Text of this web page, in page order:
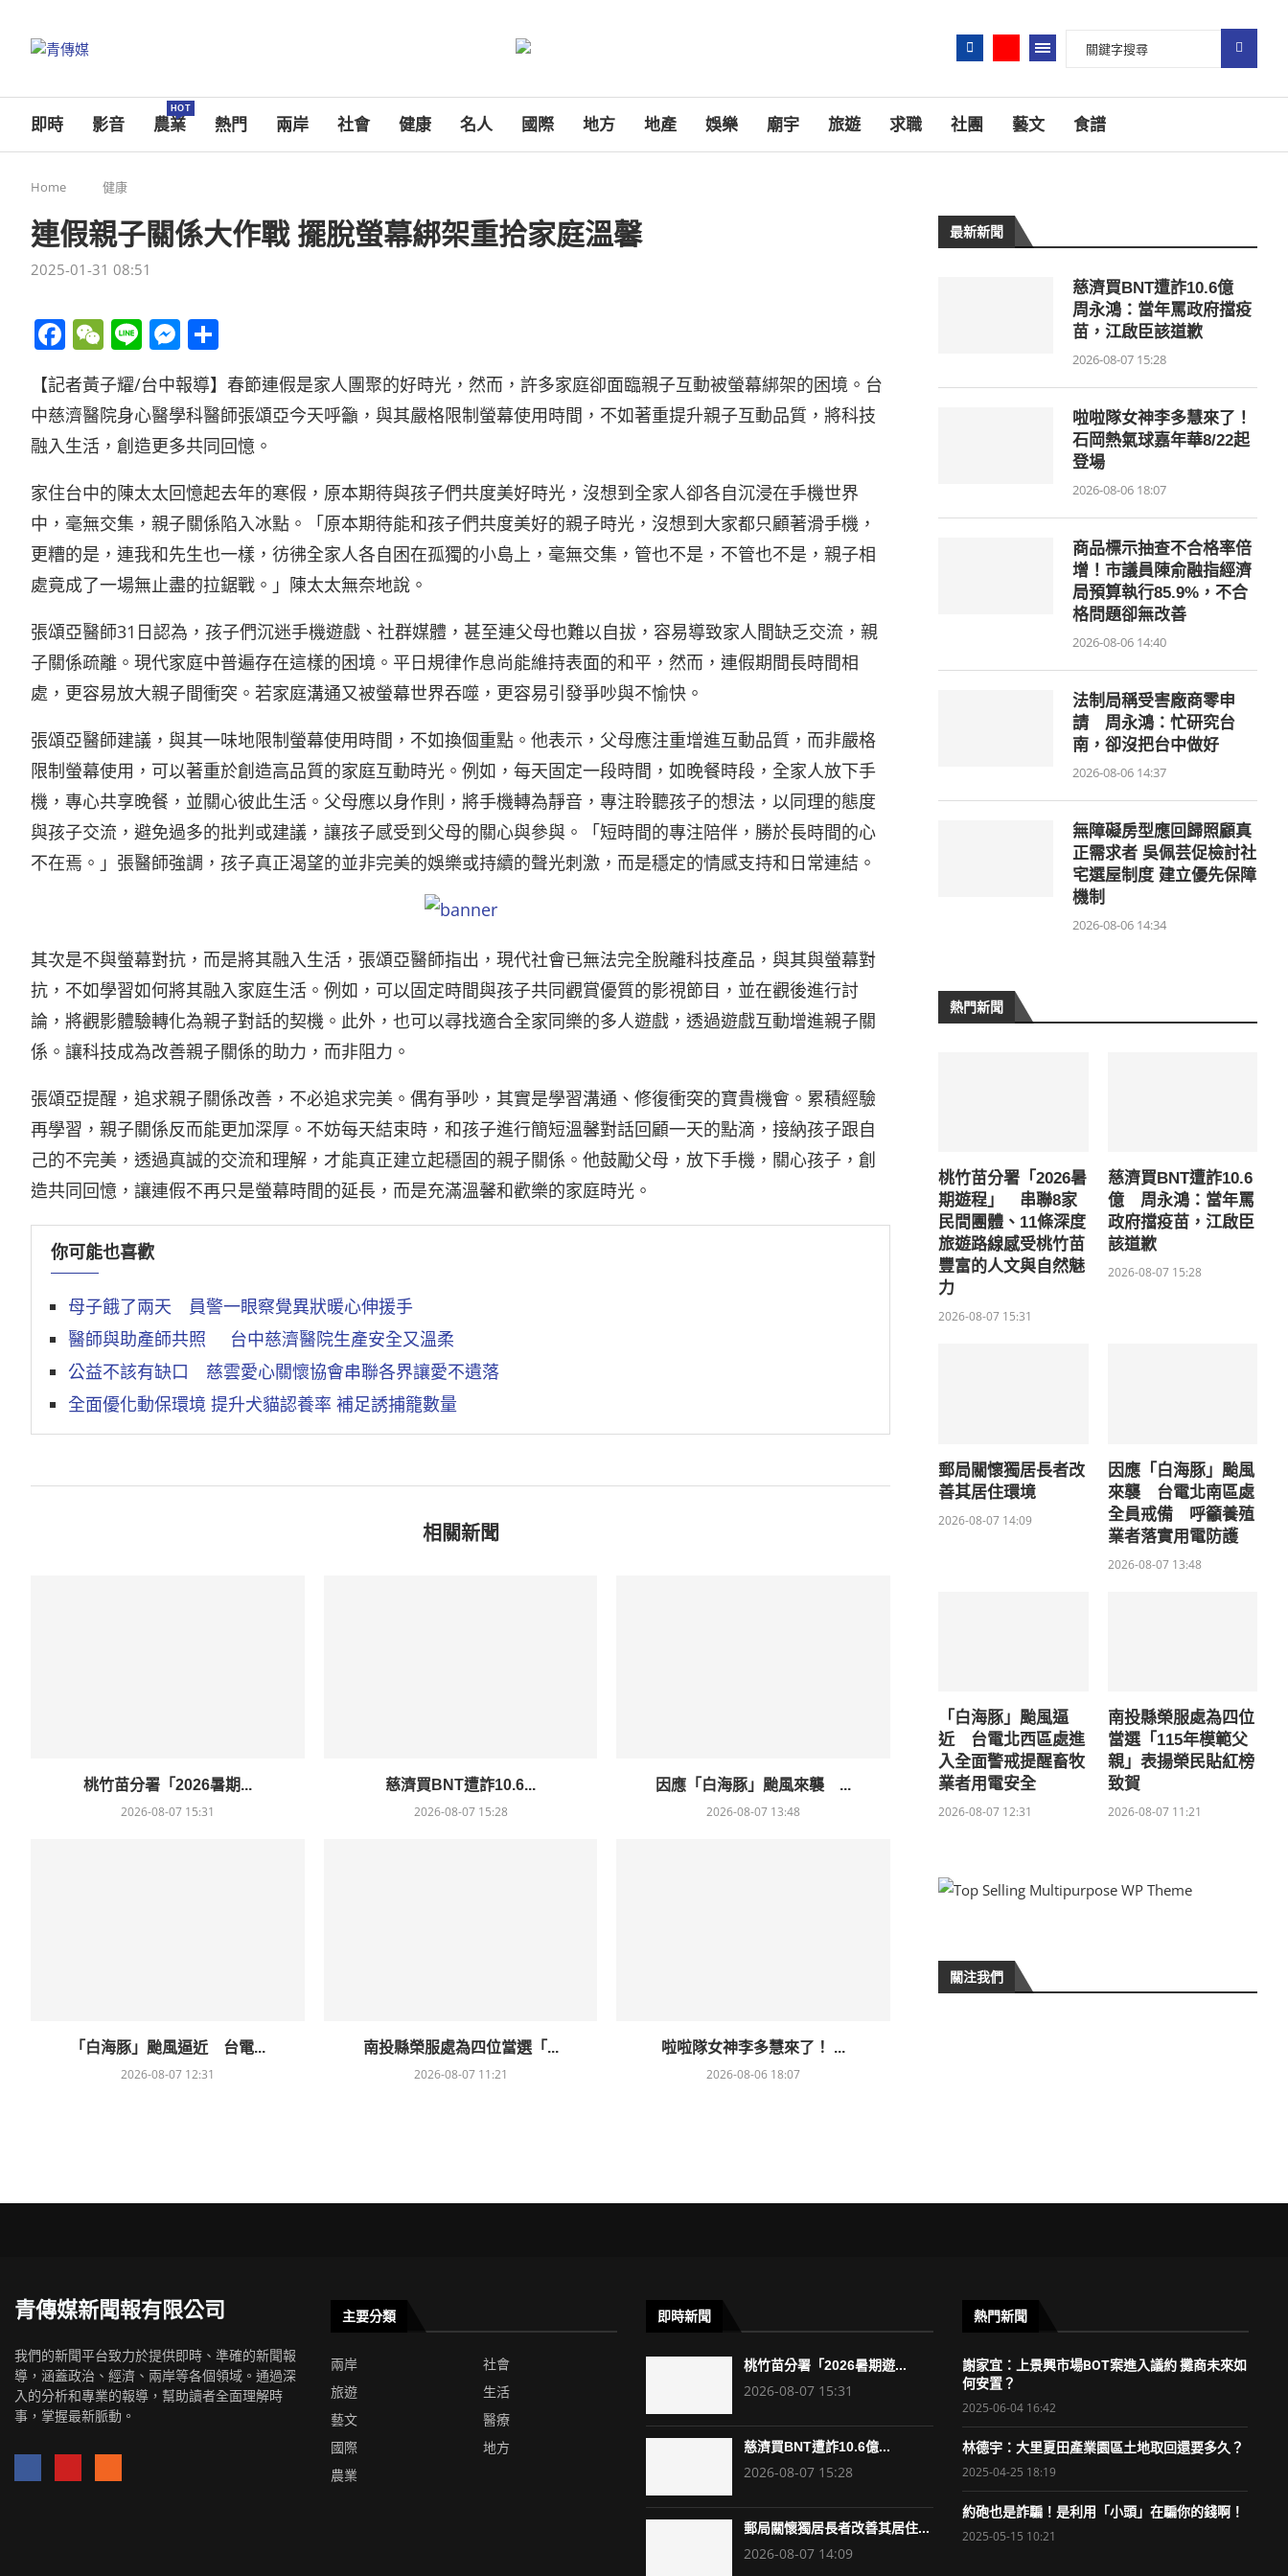
即時 影音 農業
HOT
熱門 兩岸 社會 健康 名人 國際 地方 地產 娛樂 廟宇 旅遊 求職 社團 藝文 食譜
Home 健康
連假親子關係大作戰 擺脫螢幕綁架重拾家庭溫馨
2025-01-31 08:51
Facebook
WeChat
LineMessenger
享
【記者黃子耀/台中報導】春節連假是家人團聚的好時光，然而，許多家庭卻面臨親子互動被螢幕綁架的困境。台
中慈濟醫院身心醫學科醫師張頌亞今天呼籲，與其嚴格限制螢幕使用時間，不如著重提升親子互動品質，將科技
融入生活，創造更多共同回憶。
家住台中的陳太太回憶起去年的寒假，原本期待與孩子們共度美好時光，沒想到全家人卻各自沉浸在手機世界
中，毫無交集，親子關係陷入冰點。「原本期待能和孩子們共度美好的親子時光，沒想到大家都只顧著滑手機，
更糟的是，連我和先生也一樣，彷彿全家人各自困在孤獨的小島上，毫無交集，管也不是，不管也不是，親子相
處竟成了一場無止盡的拉鋸戰。」陳太太無奈地說。
張頌亞醫師31日認為，孩子們沉迷手機遊戲、社群媒體，甚至連父母也難以自拔，容易導致家人間缺乏交流，親
子關係疏離。現代家庭中普遍存在這樣的困境。平日規律作息尚能維持表面的和平，然而，連假期間長時間相
處，更容易放大親子間衝突。若家庭溝通又被螢幕世界吞噬，更容易引發爭吵與不愉快。
張頌亞醫師建議，與其一味地限制螢幕使用時間，不如換個重點。他表示，父母應注重增進互動品質，而非嚴格
限制螢幕使用，可以著重於創造高品質的家庭互動時光。例如，每天固定一段時間，如晚餐時段，全家人放下手
機，專心共享晚餐，並關心彼此生活。父母應以身作則，將手機轉為靜音，專注聆聽孩子的想法，以同理的態度
與孩子交流，避免過多的批判或建議，讓孩子感受到父母的關心與參與。「短時間的專注陪伴，勝於長時間的心
不在焉。」張醫師強調，孩子真正渴望的並非完美的娛樂或持續的聲光刺激，而是穩定的情感支持和日常連結。
其次是不與螢幕對抗，而是將其融入生活，張頌亞醫師指出，現代社會已無法完全脫離科技產品，與其與螢幕對
抗，不如學習如何將其融入家庭生活。例如，可以固定時間與孩子共同觀賞優質的影視節目，並在觀後進行討
論，將觀影體驗轉化為親子對話的契機。此外，也可以尋找適合全家同樂的多人遊戲，透過遊戲互動增進親子關
係。讓科技成為改善親子關係的助力，而非阻力。
張頌亞提醒，追求親子關係改善，不必追求完美。偶有爭吵，其實是學習溝通、修復衝突的寶貴機會。累積經驗
再學習，親子關係反而能更加深厚。不妨每天結束時，和孩子進行簡短溫馨對話回顧一天的點滴，接納孩子跟自
己的不完美，透過真誠的交流和理解，才能真正建立起穩固的親子關係。他鼓勵父母，放下手機，關心孩子，創
造共同回憶，讓連假不再只是螢幕時間的延長，而是充滿溫馨和歡樂的家庭時光。
你可能也喜歡
母子餓了兩天 員警一眼察覺異狀暖心伸援手
醫師與助產師共照 台中慈濟醫院生產安全又溫柔
公益不該有缺口 慈雲愛心關懷協會串聯各界讓愛不遺落
全面優化動保環境 提升犬貓認養率 補足誘捕籠數量
相關新聞
桃竹苗分署「2026暑期...
2026-08-07 15:31
慈濟買BNT遭詐10.6...
2026-08-07 15:28
因應「白海豚」颱風來襲 ...
2026-08-07 13:48
「白海豚」颱風逼近 台電...
2026-08-07 12:31
南投縣榮服處為四位當選「...
2026-08-07 11:21
啦啦隊女神李多慧來了！ ...
2026-08-06 18:07
最新新聞
慈濟買BNT遭詐10.6億
周永鴻：當年罵政府擋疫
苗，江啟臣該道歉
2026-08-07 15:28
啦啦隊女神李多慧來了！
石岡熱氣球嘉年華8/22起
登場
2026-08-06 18:07
商品標示抽查不合格率倍
增！市議員陳俞融指經濟
局預算執行85.9%，不合
格問題卻無改善
2026-08-06 14:40
法制局稱受害廠商零申
請 周永鴻：忙研究台
南，卻沒把台中做好
2026-08-06 14:37
無障礙房型應回歸照顧真
正需求者 吳佩芸促檢討社
宅選屋制度 建立優先保障
機制
2026-08-06 14:34
熱門新聞
桃竹苗分署「2026暑
期遊程」 串聯8家
民間團體、11條深度
旅遊路線感受桃竹苗
豐富的人文與自然魅
力
2026-08-07 15:31
慈濟買BNT遭詐10.6
億 周永鴻：當年罵
政府擋疫苗，江啟臣
該道歉
2026-08-07 15:28
郵局關懷獨居長者改
善其居住環境
2026-08-07 14:09
因應「白海豚」颱風
來襲 台電北南區處
全員戒備 呼籲養殖
業者落實用電防護
2026-08-07 13:48
「白海豚」颱風逼
近 台電北西區處進
入全面警戒提醒畜牧
業者用電安全
2026-08-07 12:31
南投縣榮服處為四位
當選「115年模範父
親」表揚榮民貼紅榜
致賀
2026-08-07 11:21
關注我們
青傳媒新聞報有限公司
我們的新聞平台致力於提供即時、準確的新聞報
導，涵蓋政治、經濟、兩岸等各個領域。通過深
入的分析和專業的報導，幫助讀者全面理解時
事，掌握最新脈動。
主要分類
兩岸
社會
旅遊
生活
藝文
醫療
國際
地方
農業
即時新聞
桃竹苗分署「2026暑期遊...
2026-08-07 15:31
慈濟買BNT遭詐10.6億...
2026-08-07 15:28
郵局關懷獨居長者改善其居住...
2026-08-07 14:09
熱門新聞
謝家宜：上景興市場BOT案進入議約 攤商未來如
何安置？
2025-06-04 16:42
林德宇：大里夏田產業園區土地取回還要多久？
2025-04-25 18:19
約砲也是詐騙！是利用「小頭」在騙你的錢啊！
2025-05-15 10:21